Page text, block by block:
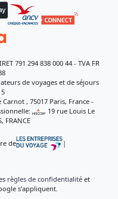
791 294 838 000 44 - TVA FR
de voyages et de séjours
, 75017 Paris, France -
, 19 rue Louis Le
FRANCE
de
|
règles de confidentialitéet
s’appliquent.